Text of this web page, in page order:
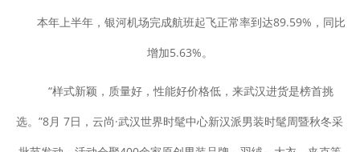
本年上半年，银河机场完成航班起飞正常率到达89.59%，同比
增加5.63%。
“样式新颖，质量好，性能好价格低，来武汉进货是榜首挑
选。”8月 7日，云尚·武汉世界时髦中心新汉派男装时髦周暨秋冬采